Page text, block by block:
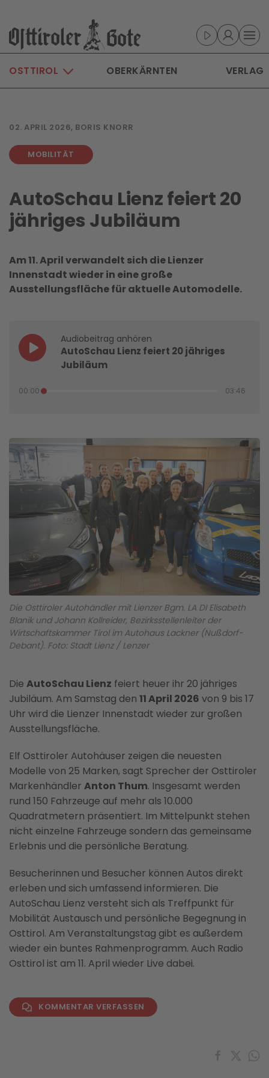
Skip to main content
OSTTIROL OBERKÄRNTEN VERLAG
02. APRIL 2026, BORIS KNORR
MOBILITÄT
AutoSchau Lienz feiert 20
jähriges Jubiläum
Am 11. April verwandelt sich die Lienzer
Innenstadt wieder in eine große
Ausstellungsfläche für aktuelle Automodelle.
Audiobeitrag anhören
AutoSchau Lienz feiert 20 jähriges
Jubiläum
00:00 03:46
Die Osttiroler Autohändler mit Lienzer Bgm. LA DI Elisabeth
Blanik und Johann Kollreider, Bezirksstellenleiter der
Wirtschaftskammer Tirol im Autohaus Lackner (Nußdorf-
Debant). Foto: Stadt Lienz / Lenzer
Die AutoSchau Lienz feiert heuer ihr 20 jähriges
Jubiläum. Am Samstag den 11 April 2026 von 9 bis 17
Uhr wird die Lienzer Innenstadt wieder zur großen
Ausstellungsfläche.
Elf Osttiroler Autohäuser zeigen die neuesten
Modelle von 25 Marken, sagt Sprecher der Osttiroler
Markenhändler Anton Thum. Insgesamt werden
rund 150 Fahrzeuge auf mehr als 10.000
Quadratmetern präsentiert. Im Mittelpunkt stehen
nicht einzelne Fahrzeuge sondern das gemeinsame
Erlebnis und die persönliche Beratung.
Besucherinnen und Besucher können Autos direkt
erleben und sich umfassend informieren. Die
AutoSchau Lienz versteht sich als Treffpunkt für
Mobilität Austausch und persönliche Begegnung in
Osttirol. Am Veranstaltungstag gibt es außerdem
wieder ein buntes Rahmenprogramm. Auch Radio
Osttirol ist am 11. April wieder Live dabei.
KOMMENTAR VERFASSEN